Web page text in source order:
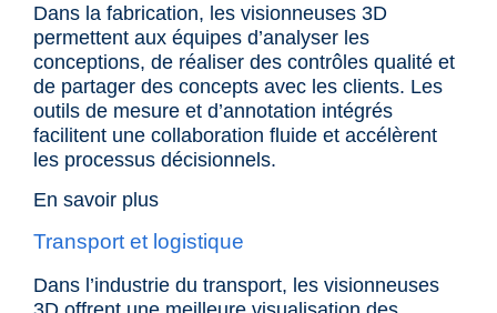
Dans la fabrication, les visionneuses 3D
permettent aux équipes d’analyser les
conceptions, de réaliser des contrôles qualité et
de partager des concepts avec les clients. Les
outils de mesure et d’annotation intégrés
facilitent une collaboration fluide et accélèrent
les processus décisionnels.
En savoir plus
Transport et logistique
Dans l’industrie du transport, les visionneuses